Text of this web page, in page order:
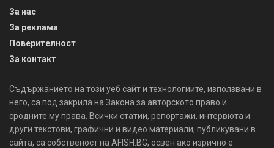
За нас
За реклама
Поверителност
За контакт
Съдържанието на този уеб сайт и технологиите, използвани в
него, са под закрила на Закона за авторското право и
сродните му права. Всички статии, репортажи, интервюта и
други текстови, графични и видео материали, публикувани в
сайта, са собственост на AFISH.BG, освен ако изрично е